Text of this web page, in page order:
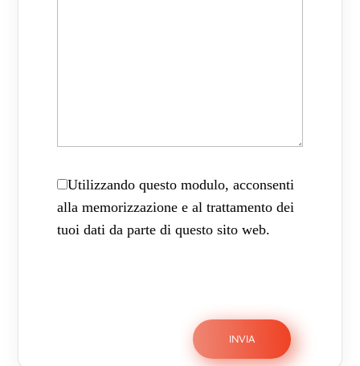
Utilizzando questo modulo, acconsenti
alla memorizzazione e al trattamento dei
tuoi dati da parte di questo sito web.